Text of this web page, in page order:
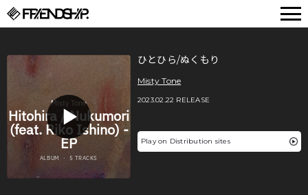
ひとひら/ぬくもり
Misty Tone
2023.02.22 RELEASE
Play on Distribution sites